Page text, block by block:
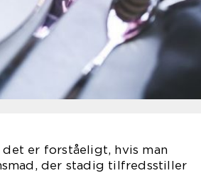
er forståeligt, hvis man
der stadig tilfredsstiller